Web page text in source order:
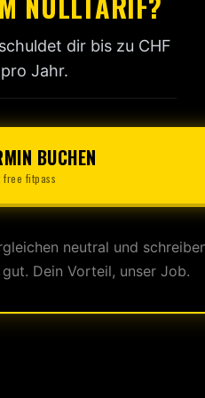
dir bis zu CHF
Jahr.
BUCHEN
free fitpass
neutral und
Dein Vorteil, unser Job.